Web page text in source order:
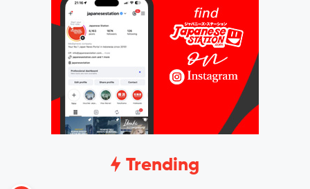
Trending